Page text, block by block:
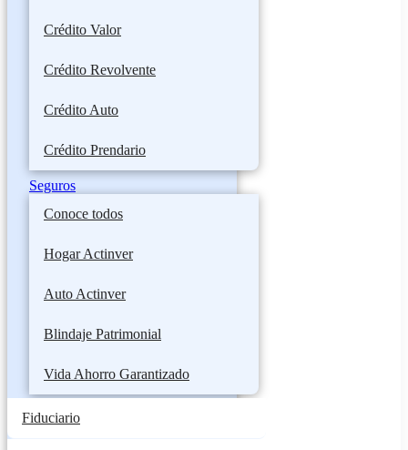
Crédito Valor
Crédito Revolvente
Crédito Auto
Crédito Prendario
Seguros
Conoce todos
Hogar Actinver
Auto Actinver
Blindaje Patrimonial
Vida Ahorro Garantizado
Fiduciario